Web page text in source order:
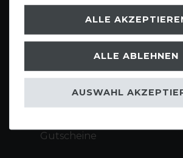
Gutscheine
ALLE
ALLE ABLEHNEN
AUSWAHL